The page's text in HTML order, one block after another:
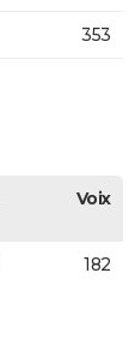
353
Voix
182